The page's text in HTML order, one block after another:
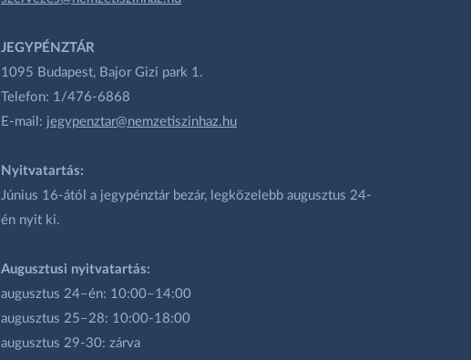
JEGYPÉNZTÁR
1095 Budapest, Bajor Gizi park 1.
Telefon: 1/476-6868
E-mail: jegypenztar@nemzetiszinhaz.hu
Nyitvatartás:
Június 16-ától a jegypénztár bezár, legközelebb augusztus 24-
én nyit ki.
Augusztusi nyitvatartás:
augusztus 24–én: 10:00–14:00
augusztus 25–28: 10:00-18:00
augusztus 29-30: zárva